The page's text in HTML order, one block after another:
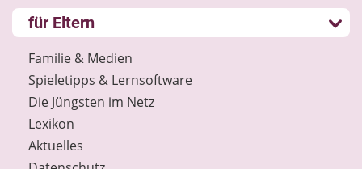
Internet-ABC Sitemap
Barrierefreiheit
Länderprojekte
Spiel und Spaß
Mitreden und Mitmachen
Lexikon
Datenschutz
Newsletter
Lernmodule
Unterrichts­materialien
Internet-ABC-Schule
Praxishilfen
Aktuelles
Materialbestellung
Lexikon
für Eltern
Familie & Medien
Spieletipps & Lernsoftware
Die Jüngsten im Netz
Lexikon
Aktuelles